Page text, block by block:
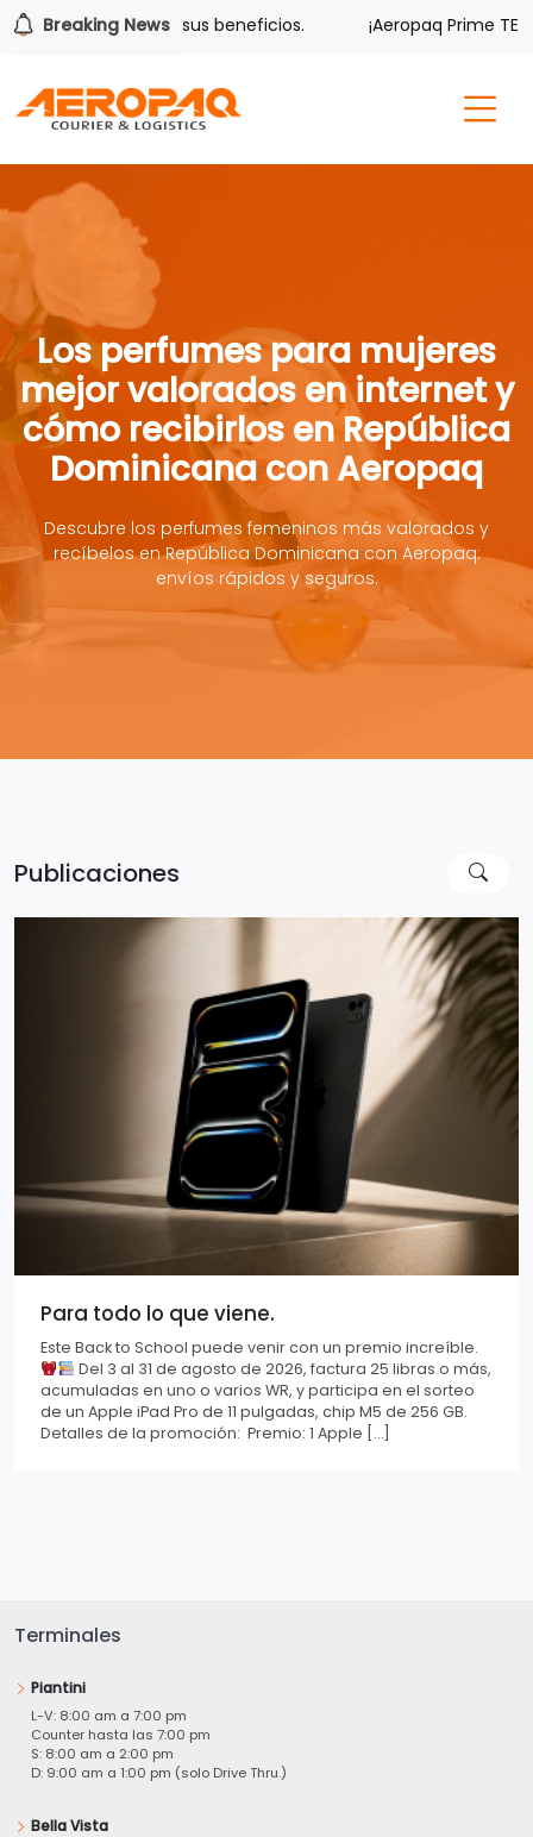
Breaking News
también tiene sus beneficios. ¡Aeropaq Prime TE DA
Los perfumes para mujeres
mejor valorados en internet y
cómo recibirlos en República
Dominicana con Aeropaq
Descubre los perfumes femeninos más valorados y
recíbelos en República Dominicana con Aeropaq:
envíos rápidos y seguros.
Publicaciones
Para todo lo que viene.
Este Back to School puede venir con un premio increíble.
Del 3 al 31 de agosto de 2026, factura 25 libras o más,
acumuladas en uno o varios WR, y participa en el sorteo
de un Apple iPad Pro de 11 pulgadas, chip M5 de 256 GB.
Detalles de la promoción: Premio: 1 Apple […]
Terminales
Piantini
L-V: 8:00 am a 7:00 pm
Counter hasta las 7:00 pm
S: 8:00 am a 2:00 pm
D: 9:00 am a 1:00 pm (solo Drive Thru.)
Bella Vista